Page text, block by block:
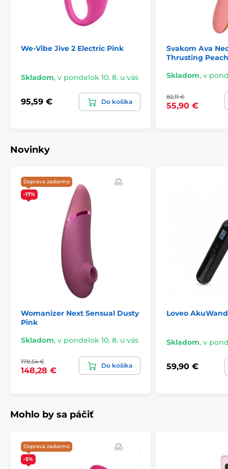
We-Vibe Jive 2 Electric Pink
Skladom, v pondelok 10. 8. u vás
95,59 € Do košíka
Svakom Ava
Thrusting
Skladom, v
82,11 €
55,90 €
Novinky
Doprava zadarmo
-17%
Womanizer Next Sensual Dusty
Pink
Skladom, v pondelok 10. 8. u vás
178,54 €
148,28 €
Do košíka
Loveo
Skladom, v
59,90 €
Mohlo by sa páčiť
Doprava zadarmo
-5%